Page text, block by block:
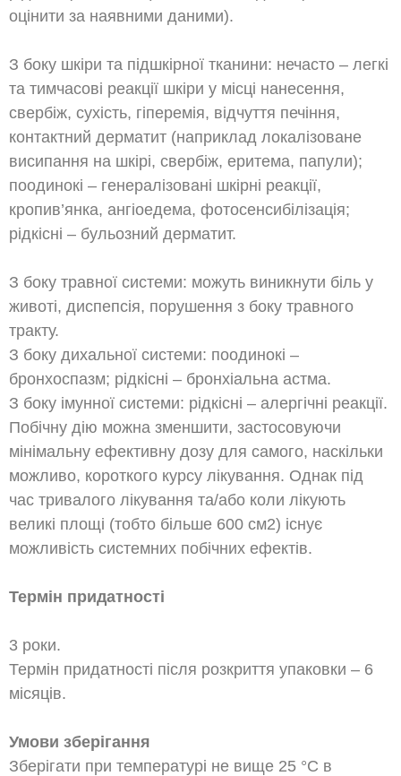
оцінити за наявними даними).
З боку шкіри та підшкірної тканини: нечасто – легкі
та тимчасові реакції шкіри у місці нанесення,
свербіж, сухість, гіперемія, відчуття печіння,
контактний дерматит (наприклад локалізоване
висипання на шкірі, свербіж, еритема, папули);
поодинокі – генералізовані шкірні реакції,
кропив’янка, ангіоедема, фотосенсибілізація;
рідкісні – бульозний дерматит.
З боку травної системи: можуть виникнути біль у
животі, диспепсія, порушення з боку травного
тракту.
З боку дихальної системи: поодинокі –
бронхоспазм; рідкісні – бронхіальна астма.
З боку імунної системи: рідкісні – алергічні реакції.
Побічну дію можна зменшити, застосовуючи
мінімальну ефективну дозу для самого, наскільки
можливо, короткого курсу лікування. Однак під
час тривалого лікування та/або коли лікують
великі площі (тобто більше 600 см2) існує
можливість системних побічних ефектів.
Термін придатності
3 роки.
Термін придатності після розкриття упаковки – 6
місяців.
Умови зберігання
Зберігати при температурі не вище 25 °С в